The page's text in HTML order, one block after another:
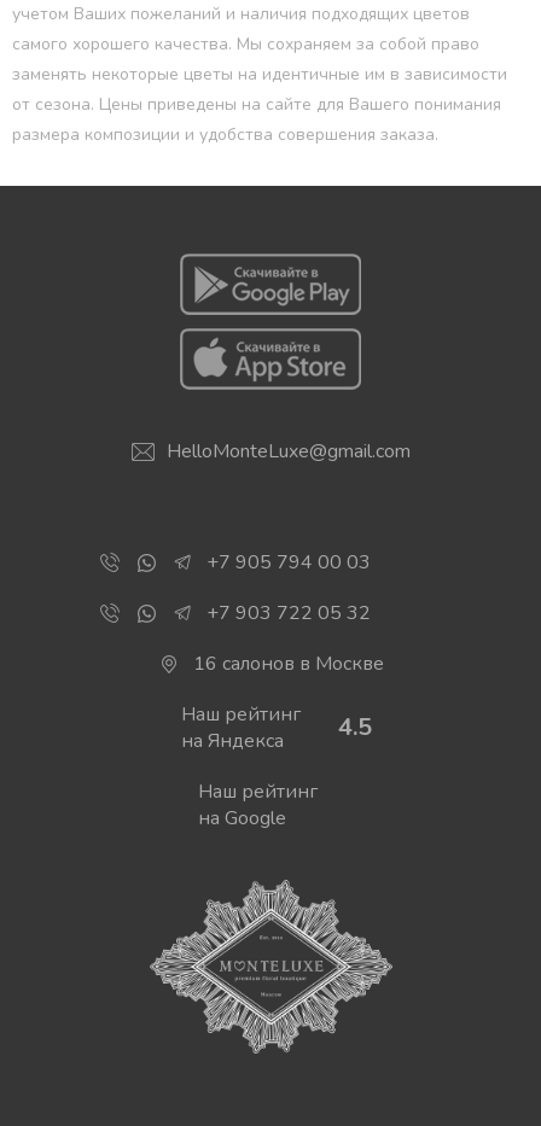
учетом Ваших пожеланий и наличия подходящих цветов
самого хорошего качества. Мы сохраняем за собой право
заменять некоторые цветы на идентичные им в зависимости
от сезона. Цены приведены на сайте для Вашего понимания
размера композиции и удобства совершения заказа.
HelloMonteLuxe@gmail.com
+7 905 794 00 03
+7 903 722 05 32
16 салонов в Москве
Наш рейтинг
на Яндекса
4.5
Наш рейтинг
на Google